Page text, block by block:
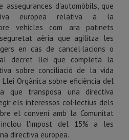
d'automòbils, que
europea relativa a la
vehicles com ara patinets
aèria que agilitza les
en cas de cancel·lacions o
decret llei que completa la
sobre conciliació de la vida
Orgànica sobre eficiència del
que transposa una directiva
els interessos col·lectius dels
el conveni amb la Comunitat
l'impost del 15% a les
directiva europea.